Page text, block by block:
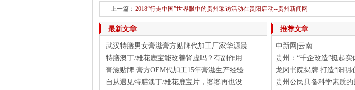
上一篇： 2018“行走中国”世界眼中的贵州采访活动在贵阳启动--贵州新闻网
下一篇：2018“黎平·中国侗年
最新文章
·武汉特膳男女膏滋膏方贴牌代加工厂家华源晨
·特膳澳丁/雄花鹿宝能改善肾虚吗？有副作用
·膏滋贴牌 膏方OEM代加工15年膏滋生产经验
· 自从遇见特膳澳丁/雄花鹿宝片，婆婆再也没
推荐文章
中新网|云南
贵州：“千企改造”挺起实
龙冈书院揭牌 打造“阳明
贵州公民具备科学素质的